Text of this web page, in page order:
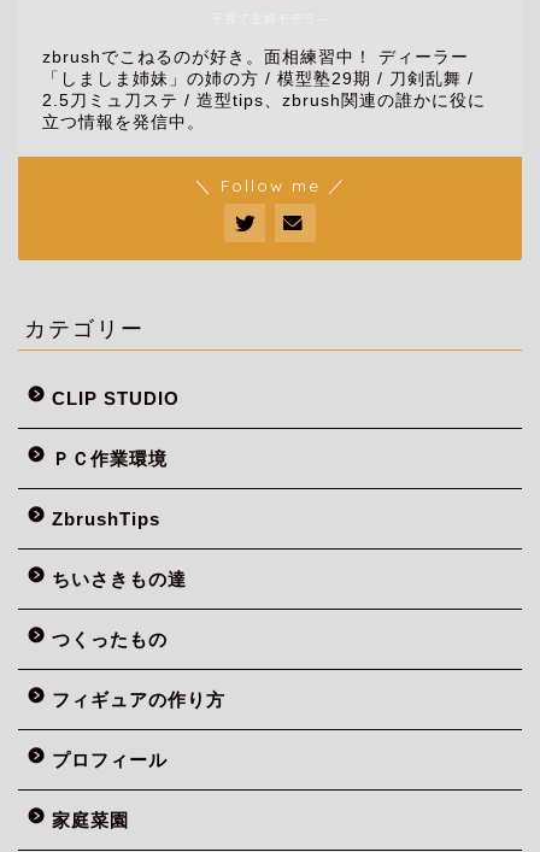
zbrushでこねるのが好き。面相練習中！ ディーラー
「しましま姉妹」の姉の方 / 模型塾29期 / 刀剣乱舞 /
2.5刀ミュ刀ステ / 造型tips、zbrush関連の誰かに役に
立つ情報を発信中。
＼ Follow me ／
カテゴリー
CLIP STUDIO
ＰＣ作業環境
ZbrushTips
ちいさきもの達
つくったもの
フィギュアの作り方
プロフィール
家庭菜園